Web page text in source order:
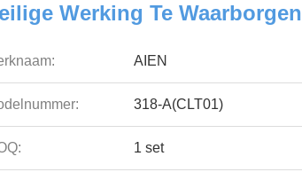
Werking Te Waarborgen
AIEN
318-A(CLT01)
1 set